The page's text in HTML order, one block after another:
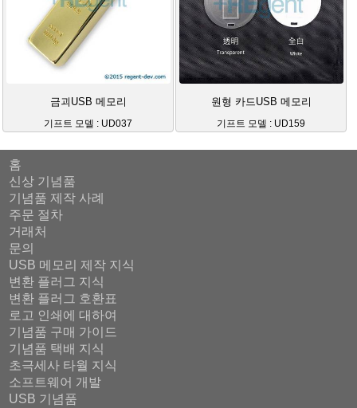
금괴USB 메모리
기프트 모델 : UD037
원형 카드USB 메모리
기프트 모델 : UD159
홈
신상 기념품
기념품 제작 사례
주문 절차
거래처
문의
USB 메모리 제작 지식
변환 플러그 지식
변환 플러그 호환표
로고 인쇄에 대하여
기념품 구매 가이드
기념품 택배 지식
초극세사 타월 지식
소프트웨어 개발
USB 기념품